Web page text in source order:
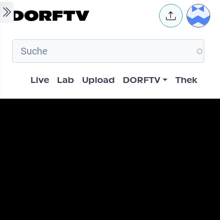
Skip to main content User
Hauptnavigation
Live Lab Upload DORFTV Thek